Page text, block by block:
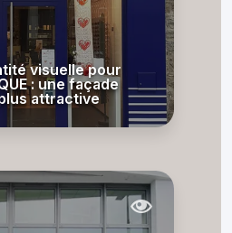
visuelle pour
: une façade
attractive